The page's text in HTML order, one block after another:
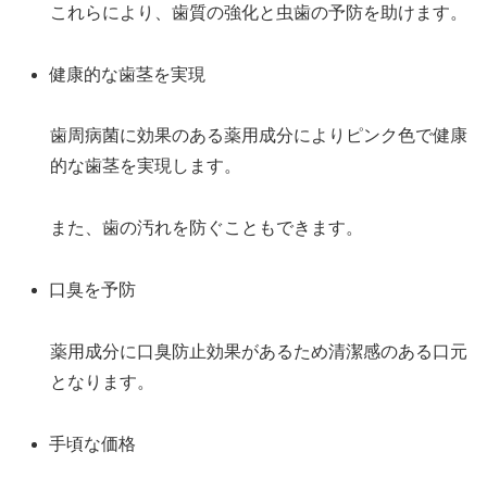
これらにより、歯質の強化と虫歯の予防を助けます。
健康的な歯茎を実現
歯周病菌に効果のある薬用成分によりピンク色で健康
的な歯茎を実現します。
また、歯の汚れを防ぐこともできます。
口臭を予防
薬用成分に口臭防止効果があるため清潔感のある口元
となります。
手頃な価格